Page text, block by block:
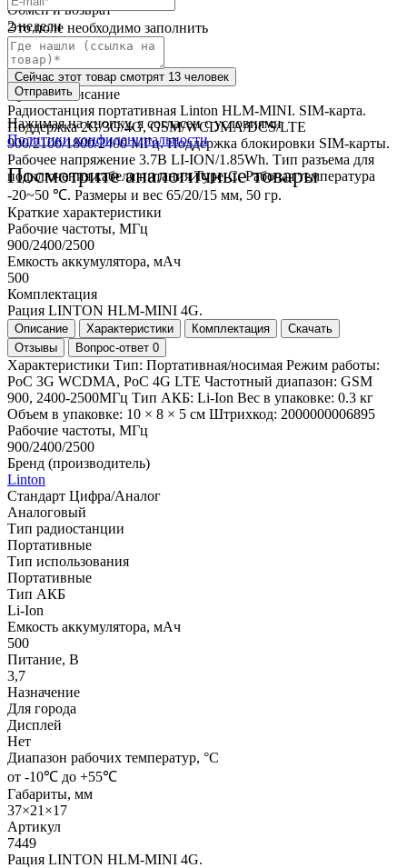
Это поле необходимо заполнить
Отправить
Нажимая на кнопку, я согласен с условиями
Политики конфиденциальности
Посмотрите аналогичные товары
Обмен и возврат
2 недели
Доставка
по всей России
Сейчас этот товар смотрят 13 человек
Краткое описание
Радиостанция портативная Linton HLM-MINI. SIM-карта.
Поддержка 2G/3G/4G, GSM/WCDMA/DCS/LTE
900/2100/1800/2400 МГц. Поддержка блокировки SIM-карты.
Рабочее напряжение 3.7В LI-ION/1.85Wh. Тип разъема для
подключения кабеля питания Type-C. Рабочая температура
-20~50 ℃. Размеры и вес 65/20/15 мм, 50 гр.
Краткие характеристики
Рабочие частоты, МГц
900/2400/2500
Емкость аккумулятора, мАч
500
Комплектация
Рация LINTON HLM-MINI 4G.
Описание Характеристики Комплектация
Скачать
Отзывы
Вопрос-ответ 0
Характеристики Тип: Портативная/носимая Режим работы:
PoC 3G WCDMA, PoC 4G LTE Частотный диапазон: GSM
900, 2400-2500МГц Тип АКБ: Li-Ion Вес в упаковке: 0.3 кг
Объем в упаковке: 10 × 8 × 5 см Штрихкод: 2000000006895
Рабочие частоты, МГц
900/2400/2500
Бренд (производитель)
Linton
Стандарт Цифра/Аналог
Аналоговый
Тип радиостанции
Портативные
Тип использования
Портативные
Тип АКБ
Li-Ion
Емкость аккумулятора, мАч
500
Питание, В
3,7
Назначение
Для города
Дисплей
Нет
Диапазон рабочих температур, °С
от -10℃ до +55℃
Габариты, мм
37×21×17
Артикул
7449
Рация LINTON HLM-MINI 4G.